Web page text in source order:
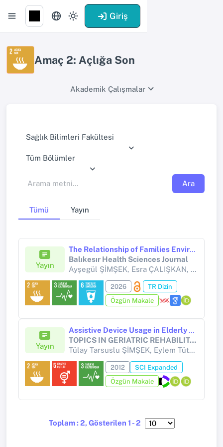
Giriş
Amaç 2: Açlığa Son
Akademik Çalışmalar
Sağlık Bilimleri Fakültesi
Tüm Bölümler
Ara
Tümü Yayın
Yayın
The Relationship of Families Environmental Behaviors with Child Health: A cross-sectional Study
Balıkesır Health Sciences Journal
Ayşegül ŞİMŞEK, Esra ÇALIŞKAN, Suzi ÖZDEMİR, Emine ÇUBUKCU, Sinem ÖZTÜRKLER,
2026
TR Dizin
Özgün Makale
Yayın
Assistive Device Usage in Elderly People and Evaluation of Mobility Level
TOPICS IN GERIATRIC REHABILITATION
Tülay Tarsuslu ŞİMŞEK, Eylem Tütün YÜMİN, Meral SERTEL,
2012
SCI Expanded
Özgün Makale
Toplam : 2, Gösterilen 1 - 2